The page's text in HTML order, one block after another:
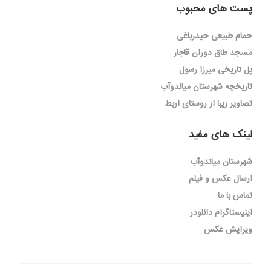
پست های محبوب
حمام طبیعی حیدرباغی
مسجد طاق دوران قاجار
پل تاریخی میرزا رسول
تاریخچه شهرستان میاندوآب
تصاویر زیبا از روستای اربط
لینک های مفید
شهرستان میاندوآب
ارسال عکس و فیلم
تماس با ما
اینیستاگرام دانلودر
ویرایش عکس